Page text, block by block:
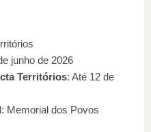
junho de 2026
Territórios: Até 12 de
: Memorial dos Povos